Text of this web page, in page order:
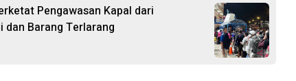
Pengawasan Kapal dari
dan Barang Terlarang